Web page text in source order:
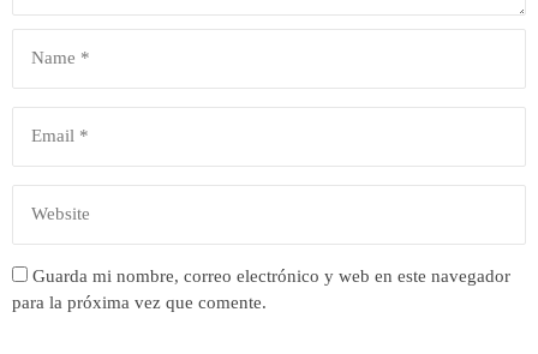
Guarda mi nombre, correo electrónico y web en este navegador
para la próxima vez que comente.